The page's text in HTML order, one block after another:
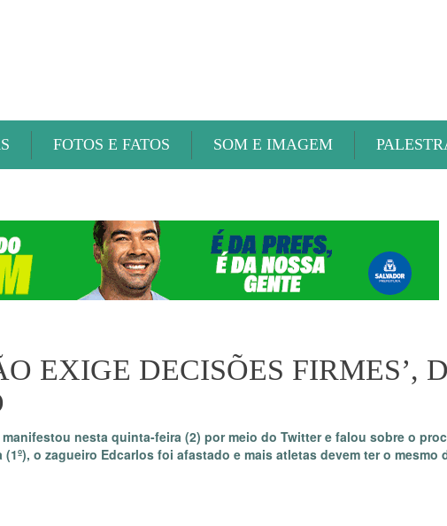
FOTOS E FATOS SOM E IMAGEM
EXIGE DECISÕES FIRMES’,
nesta quinta-feira (2) por meio do Twitter e falou sobre o
o zagueiro Edcarlos foi afastado e mais atletas devem ter o mesmo